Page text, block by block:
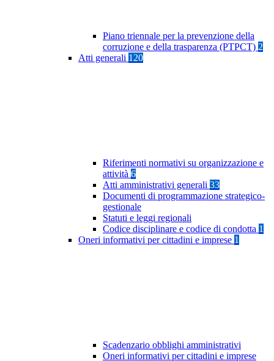
Piano triennale per la prevenzione della
corruzione e della trasparenza (PTPCT) 2
Atti generali 120
Riferimenti normativi su organizzazione e
attività 6
Atti amministrativi generali 33
Documenti di programmazione strategico-
gestionale
Statuti e leggi regionali
Codice disciplinare e codice di condotta 1
Oneri informativi per cittadini e imprese 1
Scadenzario obblighi amministrativi
Oneri informativi per cittadini e imprese